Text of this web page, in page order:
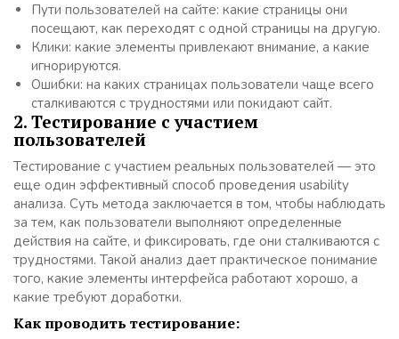
Пути пользователей на сайте: какие страницы они
посещают, как переходят с одной страницы на другую.
Клики: какие элементы привлекают внимание, а какие
игнорируются.
Ошибки: на каких страницах пользователи чаще всего
сталкиваются с трудностями или покидают сайт.
2. Тестирование с участием
пользователей
Тестирование с участием реальных пользователей — это
еще один эффективный способ проведения usability
анализа. Суть метода заключается в том, чтобы наблюдать
за тем, как пользователи выполняют определенные
действия на сайте, и фиксировать, где они сталкиваются с
трудностями. Такой анализ дает практическое понимание
того, какие элементы интерфейса работают хорошо, а
какие требуют доработки.
Как проводить тестирование: